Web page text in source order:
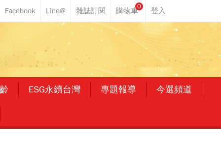
0
ESG永續台灣 專題報導 今選頻道